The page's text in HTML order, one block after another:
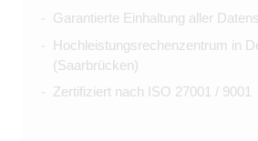
Garantierte Einhaltung aller
Hochleistungsrechenzentrum in
(Saarbrücken)
Zertifiziert nach ISO 27001 / 9001